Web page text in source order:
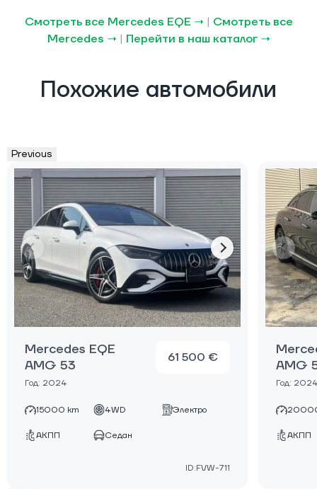
Смотреть все Mercedes EQE → | Смотреть все
Mercedes → | Перейти в наш каталог →
Похожие автомобили
Previous
Mercedes EQE
AMG 53
Год: 2024
61 500 €
15000 km 4WD Электро
АКПП Седан
ID:FVW-711
AMG
Год:
АКПП